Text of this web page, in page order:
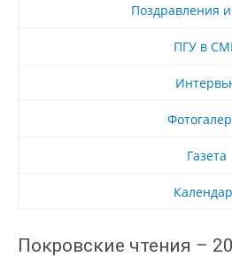
Поздравления
ПГУ в
Газета
Покровские чтения –